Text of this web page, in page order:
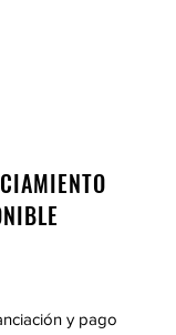
y pago